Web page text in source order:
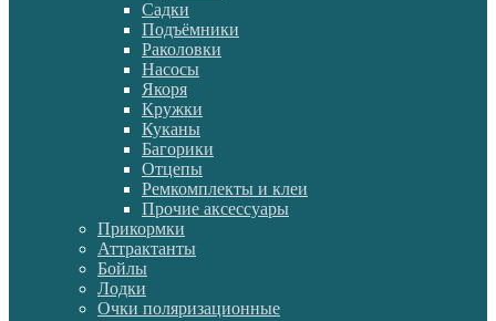
Садки
Подъёмники
Раколовки
Насосы
Якоря
Кружки
Куканы
Багорики
Отцепы
Ремкомплекты и клеи
Прочие аксессуары
Прикормки
Аттрактанты
Бойлы
Лодки
Очки поляризационные